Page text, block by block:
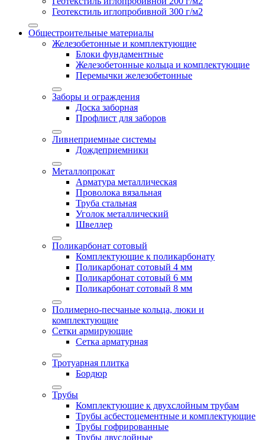
Геотекстиль иглопробивной 300 г/м2
Общестроительные материалы
Железобетонные и комплектующие
Блоки фундаментные
Железобетонные кольца и комплектующие
Перемычки железобетонные
Заборы и ограждения
Доска заборная
Профлист для заборов
Ливнеприемные системы
Дождеприемники
Металлопрокат
Арматура металлическая
Проволока вязальная
Труба стальная
Уголок металлический
Швеллер
Поликарбонат сотовый
Комплектующие к поликарбонату
Поликарбонат сотовый 4 мм
Поликарбонат сотовый 6 мм
Поликарбонат сотовый 8 мм
Полимерно-песчаные кольца, люки и
комплектующие
Сетки армирующие
Сетка арматурная
Тротуарная плитка
Бордюр
Трубы
Комплектующие к двухслойным трубам
Трубы асбестоцементные и комплектующие
Трубы гофрированные
Трубы двуслойные